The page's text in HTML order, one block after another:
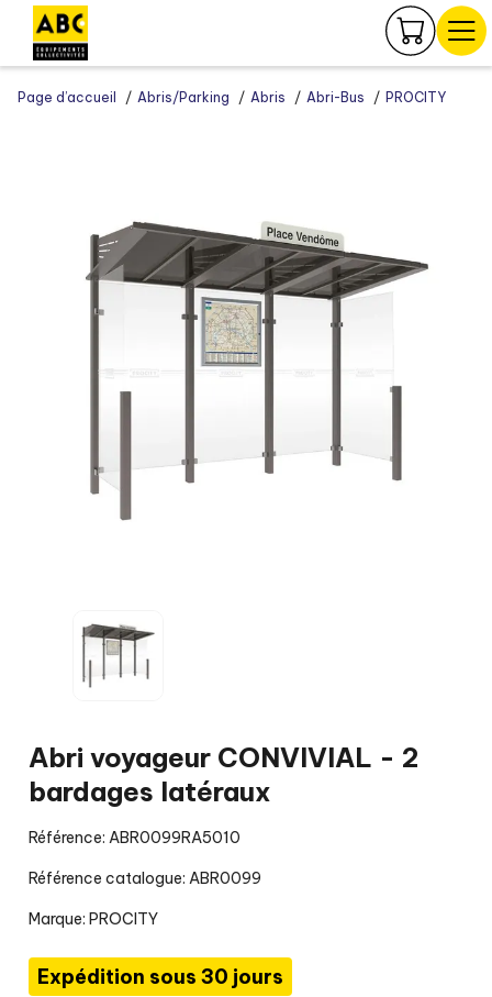
Page d’accueil Abris/Parking Abris Abri-Bus PROCITY
Abri voyageur CONVIVIAL - 2
bardages latéraux
Référence: ABR0099RA5010
Référence catalogue: ABR0099
Marque: PROCITY
Expédition sous 30 jours
Panneau de gestion des cookies